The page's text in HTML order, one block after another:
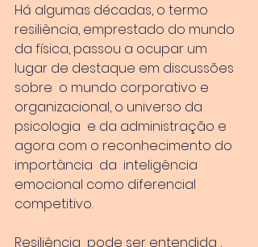
Há algumas décadas, o termo
resiliência, emprestado do mundo
da física, passou a ocupar um
lugar de destaque em discussões
sobre  o mundo corporativo e
organizacional, o universo da
psicologia  e da administração e
agora com o reconhecimento do
importância  da  inteligência
emocional como diferencial
competitivo.
Resiliência  pode ser entendida ,